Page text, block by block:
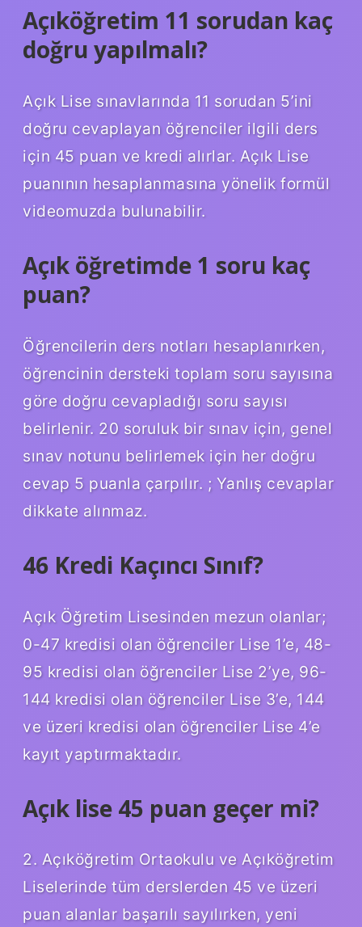
Açıköğretim 11 sorudan kaç
doğru yapılmalı?
Açık Lise sınavlarında 11 sorudan 5’ini
doğru cevaplayan öğrenciler ilgili ders
için 45 puan ve kredi alırlar. Açık Lise
puanının hesaplanmasına yönelik formül
videomuzda bulunabilir.
Açık öğretimde 1 soru kaç
puan?
Öğrencilerin ders notları hesaplanırken,
öğrencinin dersteki toplam soru sayısına
göre doğru cevapladığı soru sayısı
belirlenir. 20 soruluk bir sınav için, genel
sınav notunu belirlemek için her doğru
cevap 5 puanla çarpılır. ; Yanlış cevaplar
dikkate alınmaz.
46 Kredi Kaçıncı Sınıf?
Açık Öğretim Lisesinden mezun olanlar;
0-47 kredisi olan öğrenciler Lise 1’e, 48-
95 kredisi olan öğrenciler Lise 2’ye, 96-
144 kredisi olan öğrenciler Lise 3’e, 144
ve üzeri kredisi olan öğrenciler Lise 4’e
kayıt yaptırmaktadır.
Açık lise 45 puan geçer mi?
2. Açıköğretim Ortaokulu ve Açıköğretim
Liselerinde tüm derslerden 45 ve üzeri
puan alanlar başarılı sayılırken, yeni